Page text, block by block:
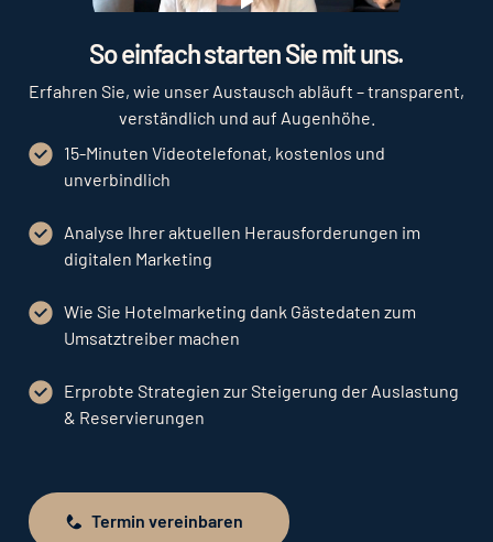
Play
So einfach starten Sie mit uns.
Erfahren Sie, wie unser Austausch abläuft – transparent,
verständlich und auf Augenhöhe.
15-Minuten Videotelefonat, kostenlos und
unverbindlich
Analyse Ihrer aktuellen Herausforderungen im
digitalen Marketing
Wie Sie Hotelmarketing dank Gästedaten zum
Umsatztreiber machen
Erprobte Strategien zur Steigerung der Auslastung
& Reservierungen
Termin vereinbaren
Termin vereinbaren